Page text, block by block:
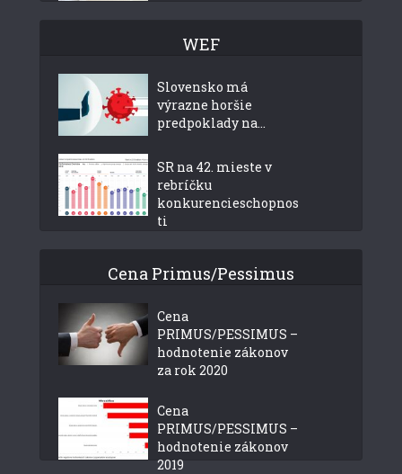
WEF
Slovensko má
výrazne horšie
predpoklady na...
SR na 42. mieste v
rebríčku
konkurencieschopnos
ti
Cena Primus/Pessimus
Cena
PRIMUS/PESSIMUS –
hodnotenie zákonov
za rok 2020
Cena
PRIMUS/PESSIMUS –
hodnotenie zákonov
2019